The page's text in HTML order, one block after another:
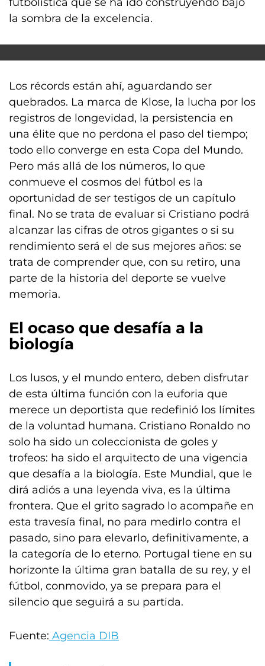
la sombra de la excelencia.
Los récords están ahí, aguardando ser
quebrados. La marca de Klose, la lucha por los
registros de longevidad, la persistencia en
una élite que no perdona el paso del tiempo;
todo ello converge en esta Copa del Mundo.
Pero más allá de los números, lo que
conmueve el cosmos del fútbol es la
oportunidad de ser testigos de un capítulo
final. No se trata de evaluar si Cristiano podrá
alcanzar las cifras de otros gigantes o si su
rendimiento será el de sus mejores años: se
trata de comprender que, con su retiro, una
parte de la historia del deporte se vuelve
memoria.
El ocaso que desafía a la
biología
Los lusos, y el mundo entero, deben disfrutar
de esta última función con la euforia que
merece un deportista que redefinió los límites
de la voluntad humana. Cristiano Ronaldo no
solo ha sido un coleccionista de goles y
trofeos: ha sido el arquitecto de una vigencia
que desafía a la biología. Este Mundial, que le
dirá adiós a una leyenda viva, es la última
frontera. Que el grito sagrado lo acompañe en
esta travesía final, no para medirlo contra el
pasado, sino para elevarlo, definitivamente, a
la categoría de lo eterno. Portugal tiene en su
horizonte la última gran batalla de su rey, y el
fútbol, conmovido, ya se prepara para el
silencio que seguirá a su partida.
Fuente: Agencia DIB